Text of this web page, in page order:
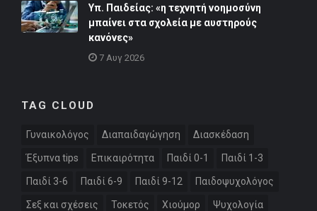
Υπ. Παιδείας: «η τεχνητή νοημοσύνη
μπαίνει στα σχολεία με αυστηρούς
κανόνες»
7 Αυγ 2026
TAG CLOUD
Γυναικολόγος Διαπαιδαγώγηση Διασκέδαση
Έξυπνα tips Επικαιρότητα Παιδί 0-1 Παιδί 1-3
Παιδί 3-6 Παιδί 6-9 Παιδί 9-12 Παιδοψυχολόγος
Σεξ και σχέσεις Τοκετός Χιούμορ Ψυχολογία